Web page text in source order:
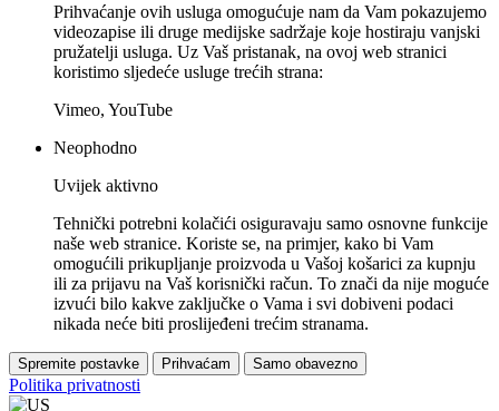
Prihvaćanje ovih usluga omogućuje nam da Vam pokazujemo
videozapise ili druge medijske sadržaje koje hostiraju vanjski
pružatelji usluga. Uz Vaš pristanak, na ovoj web stranici
koristimo sljedeće usluge trećih strana:
Vimeo, YouTube
Neophodno
Uvijek aktivno
Tehnički potrebni kolačići osiguravaju samo osnovne funkcije
naše web stranice. Koriste se, na primjer, kako bi Vam
omogućili prikupljanje proizvoda u Vašoj košarici za kupnju
ili za prijavu na Vaš korisnički račun. To znači da nije moguće
izvući bilo kakve zaključke o Vama i svi dobiveni podaci
nikada neće biti proslijeđeni trećim stranama.
Spremite postavke Prihvaćam Samo obavezno
Politika privatnosti